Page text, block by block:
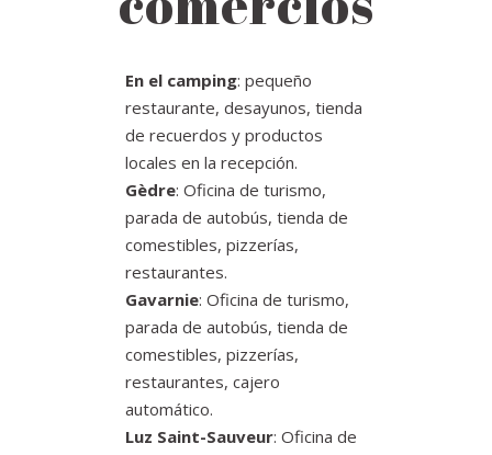
En el camping: pequeño
restaurante, desayunos, tienda
de recuerdos y productos
locales en la recepción.
Gèdre: Oficina de turismo,
parada de autobús, tienda de
comestibles, pizzerías,
restaurantes.
Gavarnie: Oficina de turismo,
parada de autobús, tienda de
comestibles, pizzerías,
restaurantes, cajero
automático.
Luz Saint-Sauveur: Oficina de